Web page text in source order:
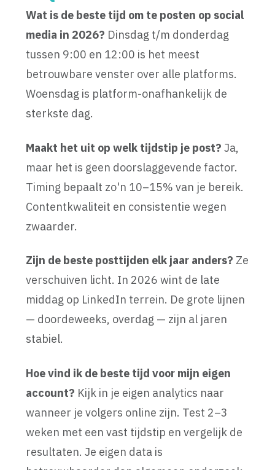
Wat is de beste tijd om te posten op social
media in 2026? Dinsdag t/m donderdag
tussen 9:00 en 12:00 is het meest
betrouwbare venster over alle platforms.
Woensdag is platform-onafhankelijk de
sterkste dag.
Maakt het uit op welk tijdstip je post? Ja,
maar het is geen doorslaggevende factor.
Timing bepaalt zo'n 10–15% van je bereik.
Contentkwaliteit en consistentie wegen
zwaarder.
Zijn de beste posttijden elk jaar anders? Ze
verschuiven licht. In 2026 wint de late
middag op LinkedIn terrein. De grote lijnen
— doordeweeks, overdag — zijn al jaren
stabiel.
Hoe vind ik de beste tijd voor mijn eigen
account? Kijk in je eigen analytics naar
wanneer je volgers online zijn. Test 2–3
weken met een vast tijdstip en vergelijk de
resultaten. Je eigen data is